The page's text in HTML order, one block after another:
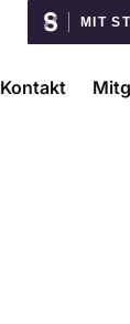
MIT
Kontakt